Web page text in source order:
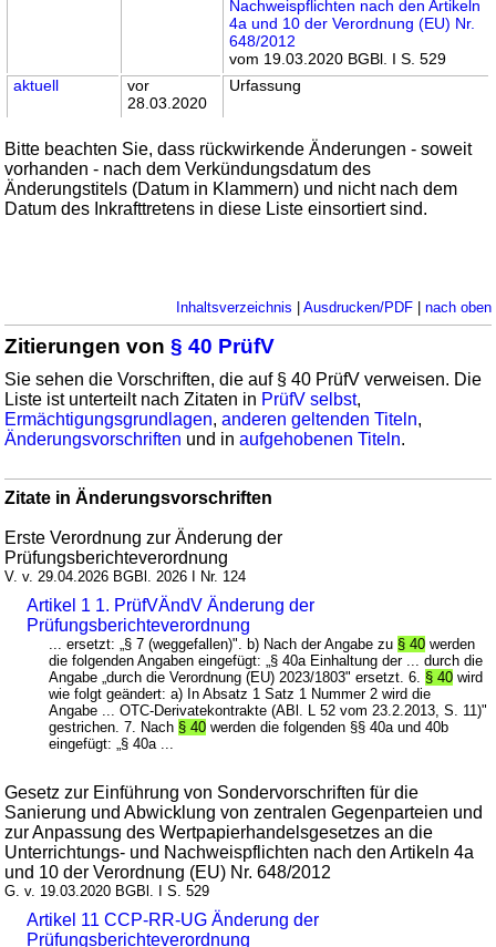
Nachweispflichten nach den Artikeln
4a und 10 der Verordnung (EU) Nr.
648/2012
vom 19.03.2020 BGBl. I S. 529
aktuell
vor
28.03.2020
Urfassung
Bitte beachten Sie, dass rückwirkende Änderungen - soweit
vorhanden - nach dem Verkündungsdatum des
Änderungstitels (Datum in Klammern) und nicht nach dem
Datum des Inkrafttretens in diese Liste einsortiert sind.
Inhaltsverzeichnis | Ausdrucken/PDF| nach oben
Zitierungen von§ 40 PrüfV
Sie sehen die Vorschriften, die auf § 40 PrüfV verweisen. Die
Liste ist unterteilt nach Zitaten in PrüfV selbst,
Ermächtigungsgrundlagen,anderen geltenden Titeln,
Änderungsvorschriften und inaufgehobenen Titeln.
Zitate in Änderungsvorschriften
Erste Verordnung zur Änderung der
Prüfungsberichteverordnung
V. v. 29.04.2026 BGBl. 2026 I Nr. 124
Artikel 1 1. PrüfVÄndV Änderung der
Prüfungsberichteverordnung
... ersetzt: „§ 7 (weggefallen)". b) Nach der Angabe zu § 40 werden
die folgenden Angaben eingefügt: „§ 40a Einhaltung der ... durch die
Angabe „durch die Verordnung (EU) 2023/1803" ersetzt. 6. § 40 wird
wie folgt geändert: a) In Absatz 1 Satz 1 Nummer 2 wird die
Angabe ... OTC-Derivatekontrakte (ABl. L 52 vom 23.2.2013, S. 11)"
gestrichen. 7. Nach § 40 werden die folgenden §§ 40a und 40b
eingefügt: „§ 40a ...
Gesetz zur Einführung von Sondervorschriften für die
Sanierung und Abwicklung von zentralen Gegenparteien und
zur Anpassung des Wertpapierhandelsgesetzes an die
Unterrichtungs- und Nachweispflichten nach den Artikeln 4a
und 10 der Verordnung (EU) Nr. 648/2012
G. v. 19.03.2020 BGBl. I S. 529
Artikel 11 CCP-RR-UG Änderung der
Prüfungsberichteverordnung